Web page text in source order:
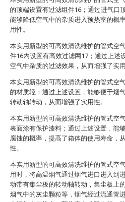
的顶端设置有过滤组件16；通过进气口
能够降低空气中的杂质进入预热室的概
用性。
本实用新型的可高效清洗维护的管式空
件16内设置有高效过滤网17；通过上述
空气中杂质的过滤效果，从而增强了实用
本实用新型的可高效清洗维护的管式空
的材质轻；通过上述设置，能够便于烟
转动轴转动，从而增强了实用性。
本实用新型的可高效清洗维护的管式空
表面涂有保护漆料；通过上述设置，能
腐蚀的概率，提高了箱体的使用寿命，
性。
本实用新型的可高效清洗维护的管式空
用时，将高温烟气通过烟气进口进入到
动带有集尘板的转动轴转动，集尘板上
烟气中的灰尘颗粒等，烟气经过流通管